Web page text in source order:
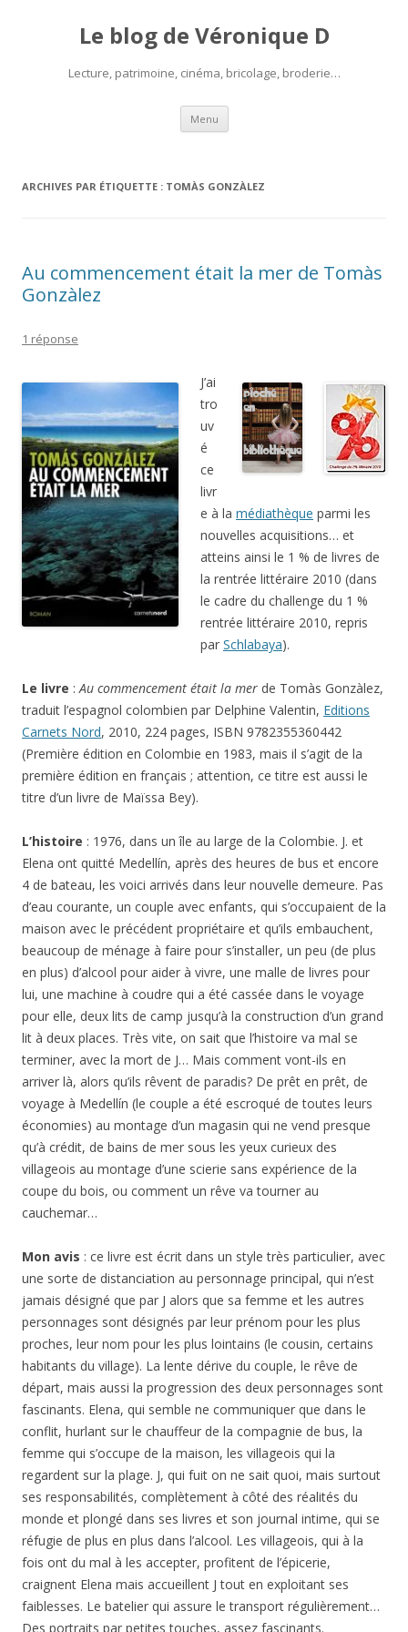
Le blog de Véronique D
Lecture, patrimoine, cinéma, bricolage, broderie…
Menu Aller
contenu
ARCHIVES PAR ÉTIQUETTE : TOMÀS GONZÀLEZ
Au commencement était la mer de Tomàs
Gonzàlez
1 réponse
J’ai
tro
uv
é
ce
livr
e à la médiathèque parmi les
nouvelles acquisitions… et
atteins ainsi le 1 % de livres de
la rentrée littéraire 2010 (dans
le cadre du challenge du 1 %
rentrée littéraire 2010, repris
par Schlabaya).
Le livre :Au commencement était la mer de Tomàs Gonzàlez,
traduit l’espagnol colombien par Delphine Valentin, Editions
Carnets Nord, 2010, 224 pages, ISBN 9782355360442
(Première édition en Colombie en 1983, mais il s’agit de la
première édition en français ; attention, ce titre est aussi le
titre d’un livre de Maïssa Bey).
L’histoire : 1976, dans un île au large de la Colombie. J. et
Elena ont quitté Medellín, après des heures de bus et encore
4 de bateau, les voici arrivés dans leur nouvelle demeure. Pas
d’eau courante, un couple avec enfants, qui s’occupaient de la
maison avec le précédent propriétaire et qu’ils embauchent,
beaucoup de ménage à faire pour s’installer, un peu (de plus
en plus) d’alcool pour aider à vivre, une malle de livres pour
lui, une machine à coudre qui a été cassée dans le voyage
pour elle, deux lits de camp jusqu’à la construction d’un grand
lit à deux places. Très vite, on sait que l’histoire va mal se
terminer, avec la mort de J… Mais comment vont-ils en
arriver là, alors qu’ils rêvent de paradis? De prêt en prêt, de
voyage à Medellín (le couple a été escroqué de toutes leurs
économies) au montage d’un magasin qui ne vend presque
qu’à crédit, de bains de mer sous les yeux curieux des
villageois au montage d’une scierie sans expérience de la
coupe du bois, ou comment un rêve va tourner au
cauchemar…
Mon avis : ce livre est écrit dans un style très particulier, avec
une sorte de distanciation au personnage principal, qui n’est
jamais désigné que par J alors que sa femme et les autres
personnages sont désignés par leur prénom pour les plus
proches, leur nom pour les plus lointains (le cousin, certains
habitants du village). La lente dérive du couple, le rêve de
départ, mais aussi la progression des deux personnages sont
fascinants. Elena, qui semble ne communiquer que dans le
conflit, hurlant sur le chauffeur de la compagnie de bus, la
femme qui s’occupe de la maison, les villageois qui la
regardent sur la plage. J, qui fuit on ne sait quoi, mais surtout
ses responsabilités, complètement à côté des réalités du
monde et plongé dans ses livres et son journal intime, qui se
réfugie de plus en plus dans l’alcool. Les villageois, qui à la
fois ont du mal à les accepter, profitent de l’épicerie,
craignent Elena mais accueillent J tout en exploitant ses
faiblesses. Le batelier qui assure le transport régulièrement…
Des portraits par petites touches, assez fascinants.